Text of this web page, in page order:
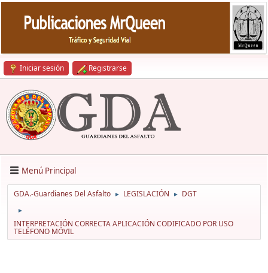
Iniciar sesión Registrarse
Menú Principal
GDA.-Guardianes Del Asfalto ► LEGISLACIÓN ► DGT
►
INTERPRETACIÓN CORRECTA APLICACIÓN CODIFICADO POR USO
TELÉFONO MÓVIL